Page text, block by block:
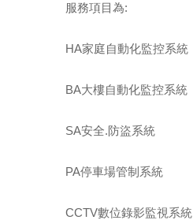
服務項目為:
HA家庭自動化監控系統
BA大樓自動化監控系統
SA安全.防盜系統
PA停車場管制系統
CCTV數位錄影監視系統